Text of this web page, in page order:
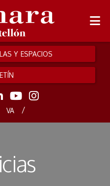
Y ESPACIOS
VA /